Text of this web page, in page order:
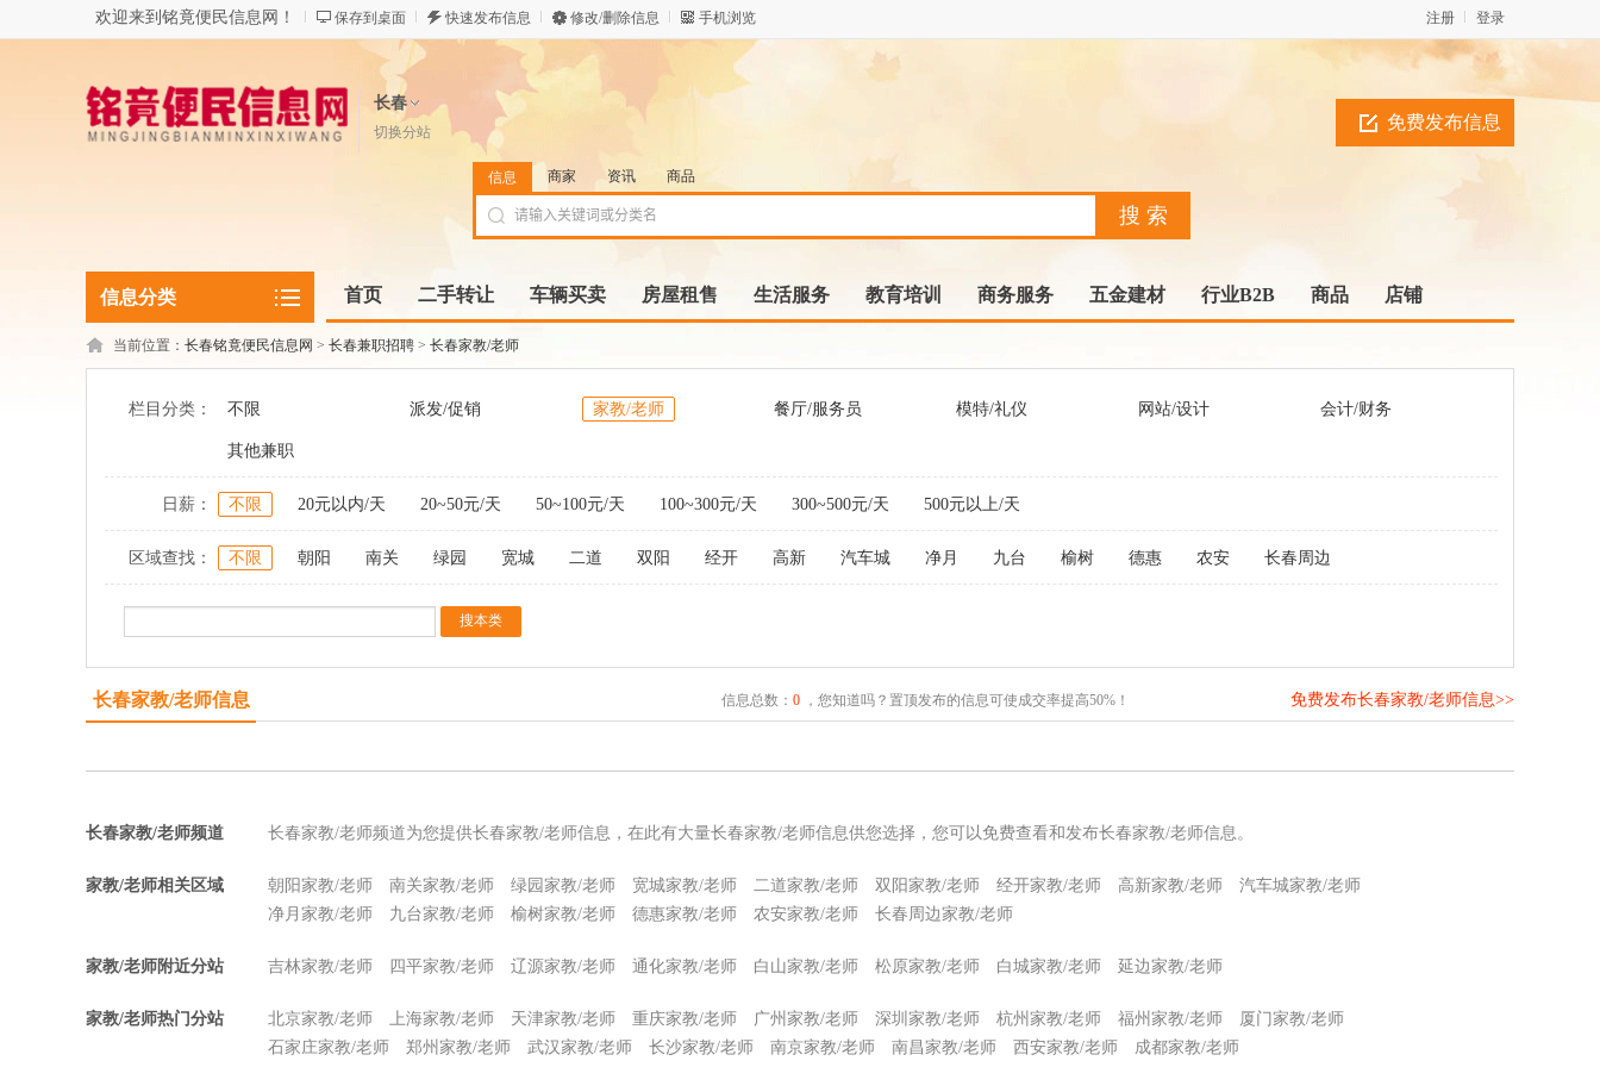
欢迎来到铭竟便民信息网！ 保存到桌面 快速发布信息 修改/删除信息 手机浏览 登录
注册
长春
切换分站 免费发布信息
信息 商家 资讯 商品
信息分类 首页 二手转让 车辆买卖 房屋租售 生活服务 教育培训 商务服务 五金建材 行业B2B 商品 店铺
当前位置： 长春铭竟便民信息网 > 长春兼职招聘 > 长春家教/老师
栏目分类： 不限 派发/促销 家教/老师 餐厅/服务员 模特/礼仪 网站/设计 会计/财务
其他兼职
日薪： 不限 20元以内/天 20~50元/天 50~100元/天 100~300元/天 300~500元/天 500元以上/天
区域查找： 不限 朝阳 南关 绿园 宽城 二道 双阳 经开 高新 汽车城 净月 九台 榆树 德惠 农安 长春周边
长春家教/老师信息 信息总数： 0，您知道吗？置顶发布的信息可使成交率提高50%！ 免费发布长春家教/老师信息>>
长春家教/老师频道 长春家教/老师频道为您提供长春家教/老师信息，在此有大量长春家教/老师信息供您选择，您可以免费查看和发布长春家教/老师信息。
家教/老师相关区域 朝阳家教/老师 南关家教/老师 绿园家教/老师 宽城家教/老师 二道家教/老师 双阳家教/老师 经开家教/老师 高新家教/老师
汽车城家教/老师
净月家教/老师
九台家教/老师 榆树家教/老师 德惠家教/老师 农安家教/老师 长春周边家教/老师
家教/老师附近分站 吉林家教/老师 四平家教/老师 辽源家教/老师 通化家教/老师 白山家教/老师 松原家教/老师 白城家教/老师 延边家教/老师
家教/老师热门分站 北京家教/老师 上海家教/老师 天津家教/老师 重庆家教/老师 广州家教/老师 深圳家教/老师 杭州家教/老师 福州家教/老师
厦门家教/老师
石家庄家教/老师
郑州家教/老师 武汉家教/老师 长沙家教/老师 南京家教/老师 南昌家教/老师 西安家教/老师 成都家教/老师